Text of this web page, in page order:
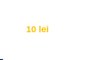
10 lei